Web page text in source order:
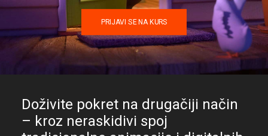
PRIJAVI SE NA KURS
Doživite pokret na drugačiji način
– kroz neraskidivi spoj